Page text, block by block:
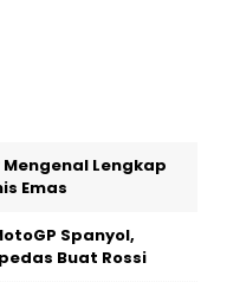
Mengenal Lengkap
Emas
Spanyol,
Buat Rossi